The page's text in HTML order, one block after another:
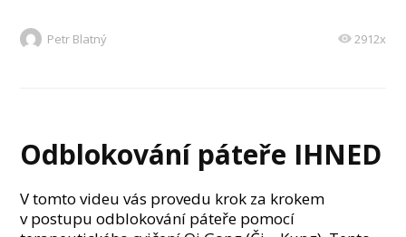
Petr Blatný 2912x
Odblokování páteře IHNED
V tomto videu vás provedu krok za krokem
v postupu odblokování páteře pomocí